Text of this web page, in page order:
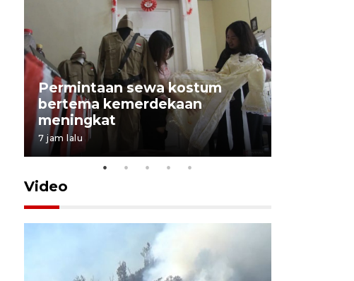
Permintaan sewa kostum
bertema kemerdekaan
meningkat
7 jam lalu
Video